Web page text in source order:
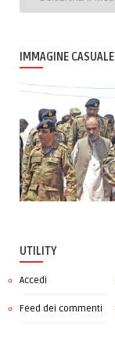
IMMAGINE CASUALE
UTILITY
Accedi
Feed dei commenti